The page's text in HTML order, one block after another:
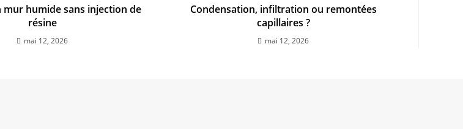
mur humide sans injection de
résine
mai 12, 2026
Condensation, infiltration ou remontées
capillaires ?
mai 12, 2026